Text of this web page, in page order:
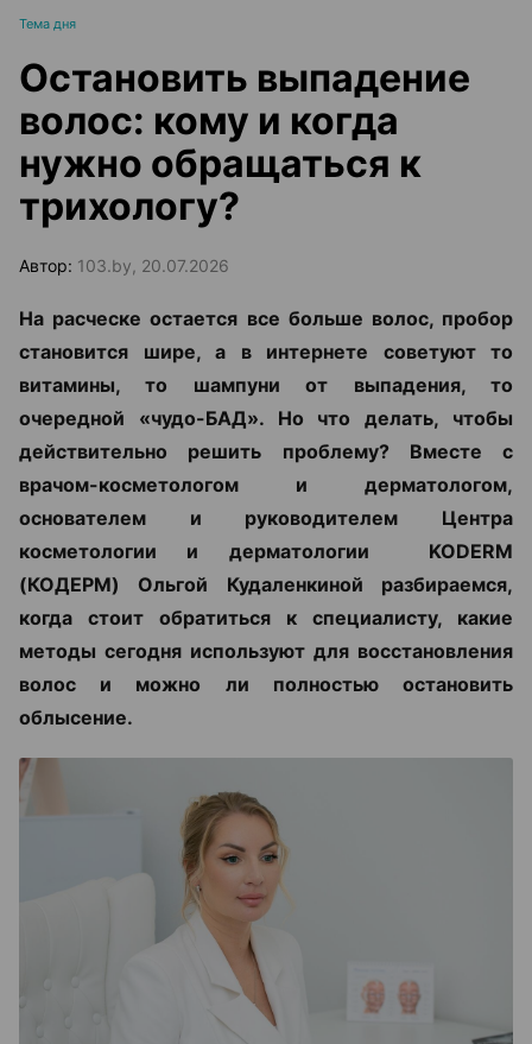
Тема дня
Остановить выпадение
волос: кому и когда
нужно обращаться к
трихологу?
Автор: 103.by, 20.07.2026
На расческе остается все больше волос, пробор
становится шире, а в интернете советуют то
витамины, то шампуни от выпадения, то
очередной «чудо-БАД». Но что делать, чтобы
действительно решить проблему? Вместе с
врачом-косметологом и дерматологом,
основателем и руководителем Центра
косметологии и дерматологии KODERM
(КОДЕРМ) Ольгой Кудаленкиной разбираемся,
когда стоит обратиться к специалисту, какие
методы сегодня используют для восстановления
волос и можно ли полностью остановить
облысение.